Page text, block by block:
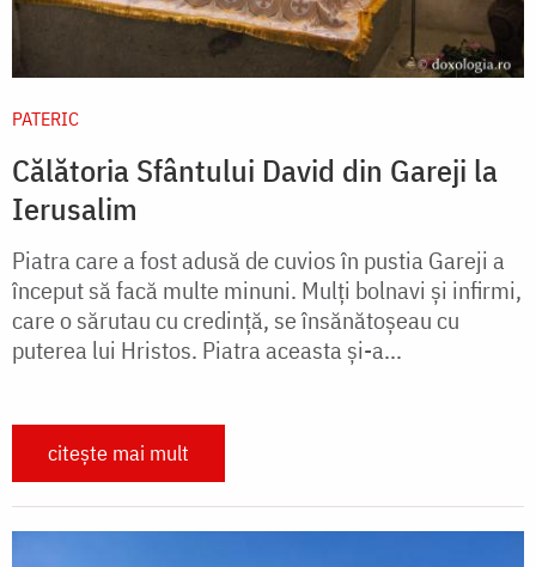
PATERIC
Călătoria Sfântului David din Gareji la
Ierusalim
Piatra care a fost adusă de cuvios în pustia Gareji a
început să facă multe minuni. Mulţi bolnavi şi infirmi,
care o sărutau cu credinţă, se însănătoşeau cu
puterea lui Hristos. Piatra aceasta și-a...
citește mai mult